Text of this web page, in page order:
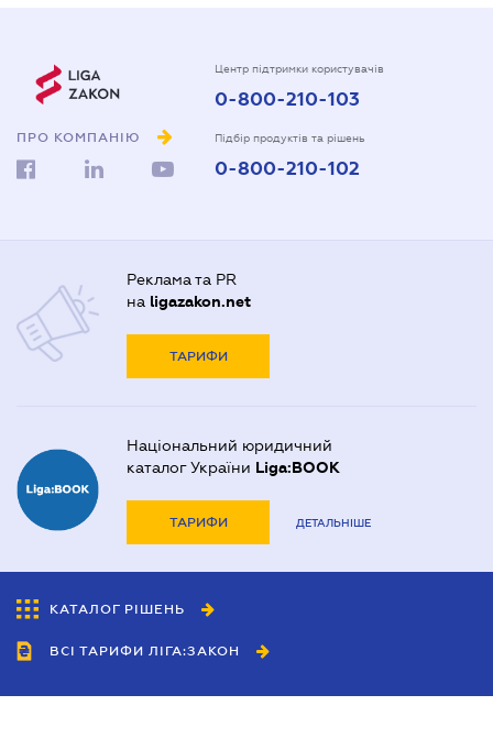
ПРО КОМПАНІЮ
Центр підтримки користувачів
0-800-210-103
Підбір продуктів та рішень
0-800-210-102
Реклама та PR
на ligazakon.net
ТАРИФИ
Національний юридичний
каталог України Liga:BOOK
ТАРИФИ ДЕТАЛЬНІШЕ
КАТАЛОГ РІШЕНЬ
ВСІ ТАРИФИ ЛІГА:ЗАКОН